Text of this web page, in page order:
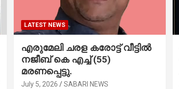
LATEST NEWS
എരുമേലി ചരള കരോട്ട് വീട്ടിൽ
നജീബ് കെ എച്ച് (55)
മരണപ്പെട്ടു.
July 5, 2026 SABARI NEWS